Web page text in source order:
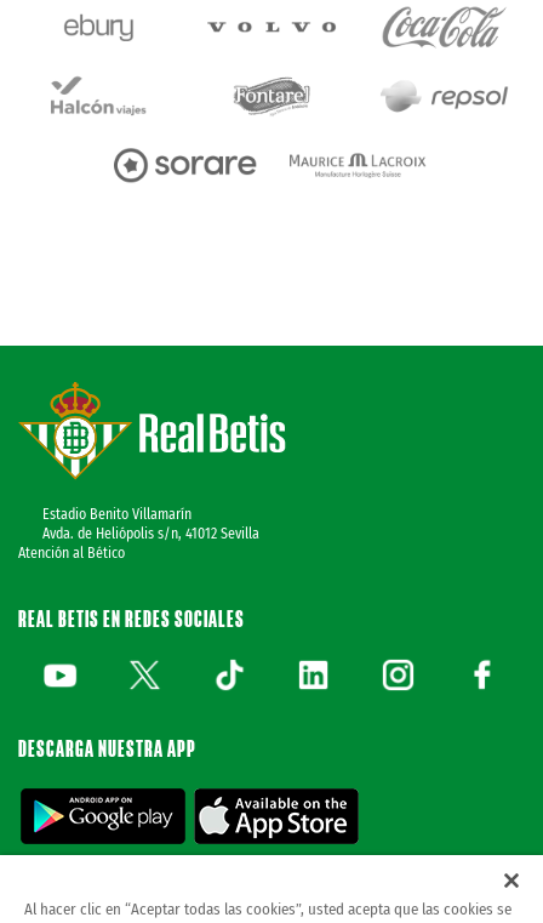
Estadio Benito Villamarín
Avda. de Heliópolis s/n, 41012 Sevilla
Atención al Bético
REAL BETIS EN REDES SOCIALES
DESCARGA NUESTRA APP
Al hacer clic en “Aceptar todas las cookies”, usted acepta que las cookies se